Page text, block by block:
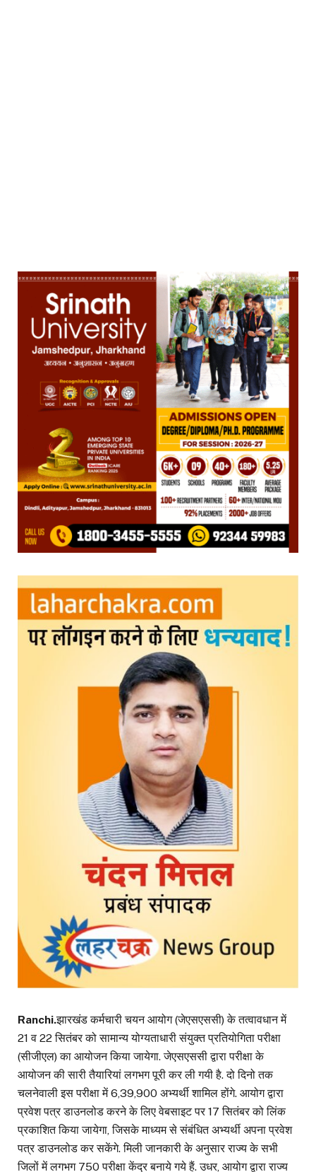
Ranchi.झारखंड कर्मचारी चयन आयोग (जेएसएससी) के तत्वावधान में
21 व 22 सितंबर को सामान्य योग्यताधारी संयुक्त प्रतियोगिता परीक्षा
(सीजीएल) का आयोजन किया जायेगा. जेएसएससी द्वारा परीक्षा के
आयोजन की सारी तैयारियां लगभग पूरी कर ली गयी है. दो दिनो तक
चलनेवाली इस परीक्षा में 6,39,900 अभ्यर्थी शामिल होंगे. आयोग द्वारा
प्रवेश पत्र डाउनलोड करने के लिए वेबसाइट पर 17 सितंबर को लिंक
प्रकाशित किया जायेगा, जिसके माध्यम से संबंधित अभ्यर्थी अपना प्रवेश
पत्र डाउनलोड कर सकेंगे. मिली जानकारी के अनुसार राज्य के सभी
जिलों में लगभग 750 परीक्षा केंद्र बनाये गये हैं. उधर, आयोग द्वारा राज्य